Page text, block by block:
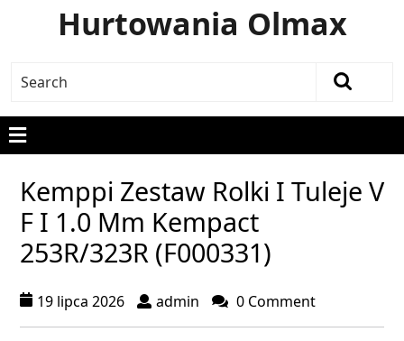
Hurtowania Olmax
Kemppi Zestaw Rolki I Tuleje V
F I 1.0 Mm Kempact
253R/323R (F000331)
19 lipca 2026 admin 0 Comment